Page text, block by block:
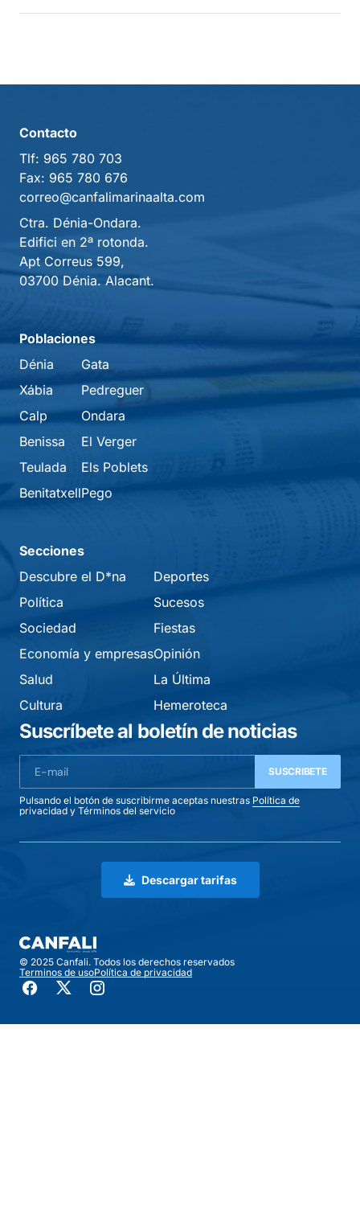
Contacto
Tlf: 965 780 703
Fax: 965 780 676
correo@canfalimarinaalta.com
Ctra. Dénia-Ondara.
Edifici en 2ª rotonda.
Apt Correus 599,
03700 Dénia. Alacant.
Poblaciones
Dénia
Xábia
Calp
Benissa
Teulada
Benitatxell
Gata
Pedreguer
Ondara
El Verger
Els Poblets
Pego
Secciones
Descubre el D*na
Política
Sociedad
Economía y empresas
Salud
Cultura
Deportes
Sucesos
Fiestas
Opinión
La Última
Hemeroteca
Suscríbete al boletín de noticias
SUSCRIBETE
Pulsando el botón de suscribirme aceptas nuestras Política de
privacidad y Términos del servicio
Descargar tarifas
© 2025 Canfali. Todos los derechos reservados
Terminos de usoPolítica de privacidad